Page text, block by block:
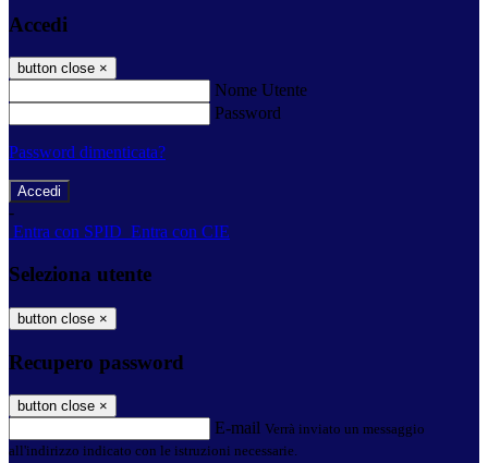
Accedi
button close ×
Nome Utente
Password
Password dimenticata?
-
Entra con SPID Entra con CIE
Seleziona utente
button close ×
Recupero password
button close ×
E-mail Verrà inviato un messaggio
all'indirizzo indicato con le istruzioni necessarie.